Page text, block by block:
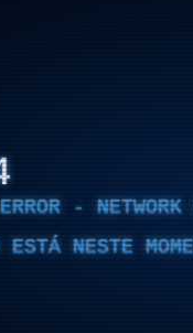
- NETWORK
ESTÁ NESTE